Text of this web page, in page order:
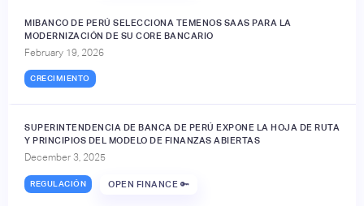
MIBANCO DE PERÚ SELECCIONA TEMENOS SAAS PARA LA
MODERNIZACIÓN DE SU CORE BANCARIO
February 19, 2026
CRECIMIENTO
SUPERINTENDENCIA DE BANCA DE PERÚ EXPONE LA HOJA DE RUTA
Y PRINCIPIOS DEL MODELO DE FINANZAS ABIERTAS
December 3, 2025
REGULACIÓN OPEN FINANCE 🔑